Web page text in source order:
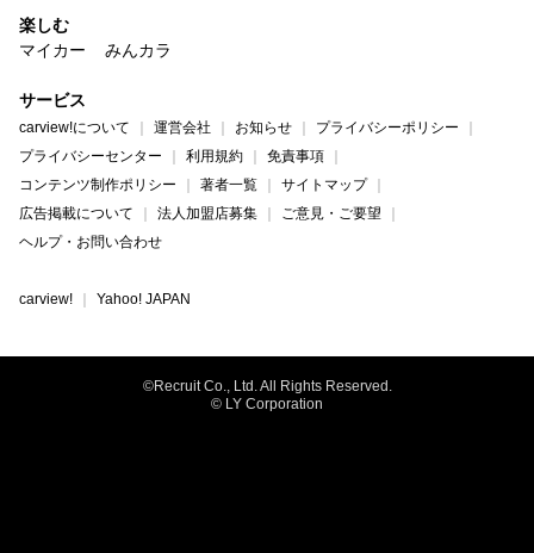
楽しむ
マイカー
みんカラ
サービス
carview!について 運営会社 お知らせ
プライバシーポリシー
プライバシーセンター
利用規約
免責事項
コンテンツ制作ポリシー
著者一覧
サイトマップ
広告掲載について
法人加盟店募集
ご意見・ご要望
ヘルプ・お問い合わせ
carview! Yahoo! JAPAN
©Recruit Co., Ltd. All Rights Reserved.
© LY Corporation